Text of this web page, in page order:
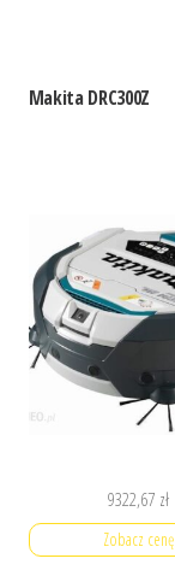
Makita DRC300Z
9322,67 zł
Zobacz cenę